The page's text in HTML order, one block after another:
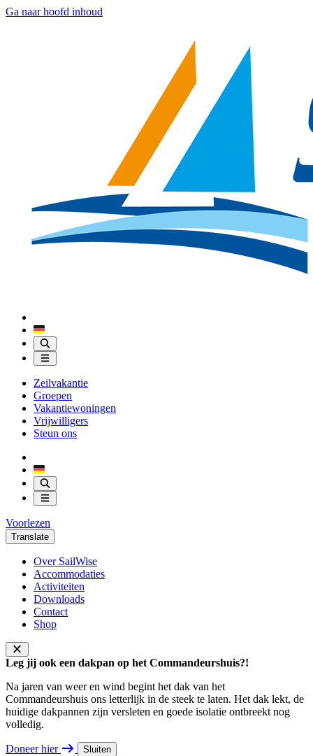
Ga naar hoofd inhoud
Zeilvakantie
Groepen
Vakantiewoningen
Vrijwilligers
Steun ons
Voorlezen
Translate
Over SailWise
Accommodaties
Activiteiten
Downloads
Contact
Shop
Leg jij ook een dakpan op het Commandeurshuis?!
Na jaren van weer en wind begint het dak van het
Commandeurshuis ons letterlijk in de steek te laten. Het dak lekt, de
huidige dakpannen zijn versleten en goede isolatie ontbreekt nog
volledig.
Doneer hier Sluiten